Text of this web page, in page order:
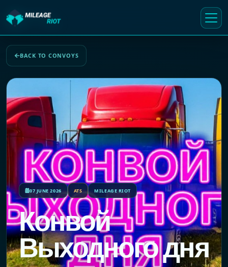
BACK TO CONVOYS
07 JUNE 2026 ATS MILEAGE RIOT
Конвой
Выходного дня